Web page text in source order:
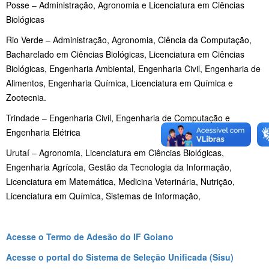
Posse – Administração, Agronomia e Licenciatura em Ciências
Biológicas
Rio Verde – Administração, Agronomia, Ciência da Computação,
Bacharelado em Ciências Biológicas, Licenciatura em Ciências
Biológicas, Engenharia Ambiental, Engenharia Civil, Engenharia de
Alimentos, Engenharia Química, Licenciatura em Química e
Zootecnia.
Trindade – Engenharia Civil, Engenharia de Computação e
Engenharia Elétrica
Urutaí – Agronomia, Licenciatura em Ciências Biológicas,
Engenharia Agrícola, Gestão da Tecnologia da Informação,
Licenciatura em Matemática, Medicina Veterinária, Nutrição,
Licenciatura em Química, Sistemas de Informação,
Acesse o Termo de Adesão do IF Goiano
Acesse o portal do Sistema de Seleção Unificada (Sisu)